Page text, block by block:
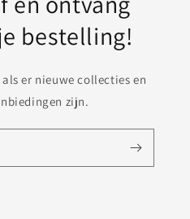
bestelling!
er nieuwe collecties en
zijn.